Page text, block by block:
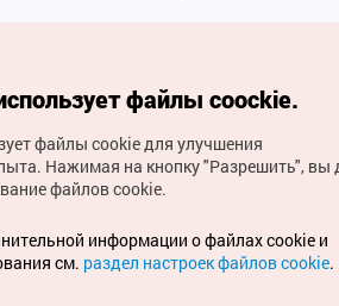
туризма Кореи Все
и проблемах, связанных с
ваши запросы на
файлы coockie.
файлы cookie для улучшения
Нажимая на кнопку "Разрешить", вы
файлов cookie.
информации о файлах cookie и
см. раздел настроек файлов cookie.